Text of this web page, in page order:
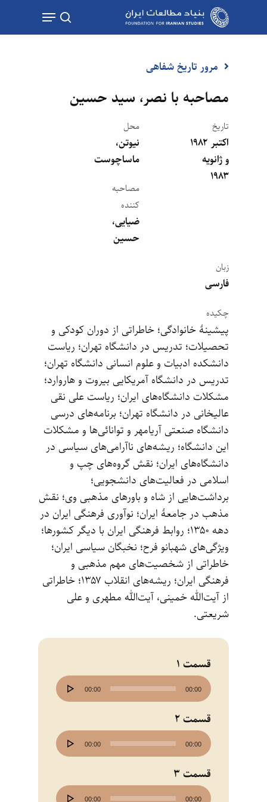
جستجو
Menu
مرور تاریخ شفاهی
مصاحبه با نصر، سید حسین
تاریخ
اکتبر ۱۹۸۲
و ژانویه
۱۹۸۳
محل
نیوتن،
ماساچوست
مصاحبه
کننده
ضیایی،
حسین
زبان
فارسی
چکیده
پیشینۀ خانوادگی‌‌؛ خاطراتی از دوران کودکی و
تحصیلات‌؛ تدریس در دانشگاه تهران‌؛ ریاست
دانشکده ادبیات و علوم انسانی دانشگاه تهران‌؛
تدریس در دانشگاه آمریکایی بیروت و هاروارد‌؛
مشکلات دانشگاه‌های ایران‌؛ ریاست علی نقی
عالیخانی در دانشگاه تهران‌؛ برنامه‌های درسی
دانشگاه صنعتی آریامهر و توانائی‌ها و مشکلات
این دانشگاه‌؛ ریشه‌های ناآرامی‌های سیاسی در
دانشگاه‌های ایران‌؛ نقش گروه‌های چپ و
اسلامی در فعالیت‌های دانشجویی‌؛
برداشت‌هایی از شاه و باورهای مذهبی وی‌؛ نقش
مذهب در جامعۀ ایران‌؛ نوآوری فرهنگی ایران در
دهه ۱۳۵۰‌؛ روابط فرهنگی ایران با دیگر کشورها‌؛
ویژگی‌های شهبانو فرح‌؛ نخبگان سیاسی ایران‌؛
خاطراتی از شخصیت‌های مهم مذهبی و
فرهنگی ایران‌؛ ریشه‌های انقلاب ۱۳۵۷‌؛ خاطراتی
از آیت‌الله خمینی‌، آیت‌الله مطهری‌ و علی
شریعتی. ‌
قسمت 1
پخش‌کننده
صوت
00:00 00:00
قسمت 2
پخش‌کننده
صوت
00:00 00:00
قسمت 3
پخش‌کننده
00:00 00:00